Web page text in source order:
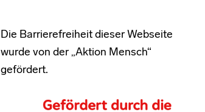
Die Barrierefreiheit dieser Webseite
wurde von der „Aktion Mensch“
gefördert.